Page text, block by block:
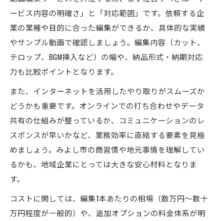
ービス内容の明確さ」と「対応範囲」です。依頼する企
業の業種や目的に合った編集ができるか、具体的な実績
やサンプル動画で確認しましょう。編集内容（カット、
テロップ、BGM挿入など）の幅や、納品形式・納期対応
力も比較ポイントとなります。
また、インターネットを活用したやり取りがスムーズか
どうかも重要です。オンラインでの打ち合わせやデータ
共有の仕組みが整っているか、コミュニケーションのレ
スポンスが早いかなど、業務効率に直結する要素を見極
めましょう。みよし市の商習慣や地元事情を理解してい
るかも、地域企業にとっては大きな安心材料となりま
す。
コストに関しては、編集1本あたりの相場（数万円～数十
万円程度が一般的）や、追加オプションの料金体系が明